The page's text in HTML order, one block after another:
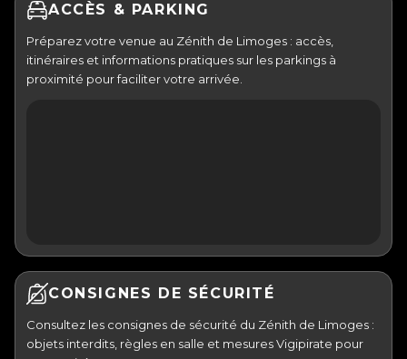
ACCÈS & PARKING
Préparez votre venue au Zénith de Limoges : accès,
itinéraires et informations pratiques sur les parkings à
proximité pour faciliter votre arrivée.
CONSIGNES DE SÉCURITÉ
Consultez les consignes de sécurité du Zénith de Limoges :
objets interdits, règles en salle et mesures Vigipirate pour